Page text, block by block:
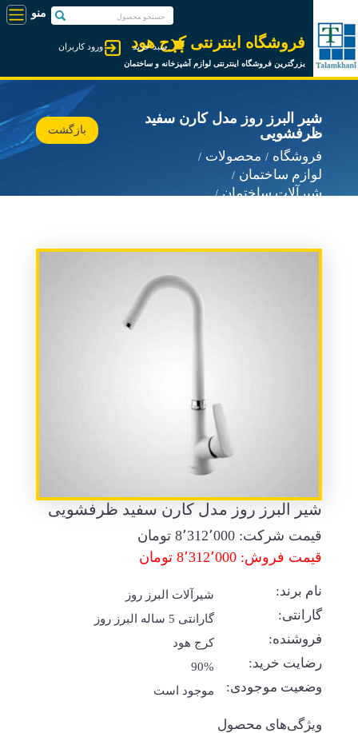
فروشگاه اینترنتی کرج هود
بزرگترین فروشگاه اینترنتی لوازم آشپزخانه و ساختمان
ورود کاربران سبد خرید
شیر البرز روز مدل کارن سفید
ظرفشویی
فروشگاه
محصولات
لوازم ساختمان
شیرآلات ساختمان
بازگشت
شیر البرز روز مدل کارن سفید ظرفشویی
قیمت شرکت: 8٬312٬000تومان
قیمت فروش: 8٬312٬000 تومان
نام برند: شیرآلات البرز روز
گارانتی: گارانتی 5 ساله البرز روز
فروشنده: کرج هود
رضایت خرید: 90%
وضعیت موجودی: موجود است
ویژگی‌های محصول